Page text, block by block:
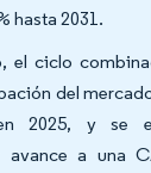
hasta 2031.
el ciclo
del
2025, y se
avance a una